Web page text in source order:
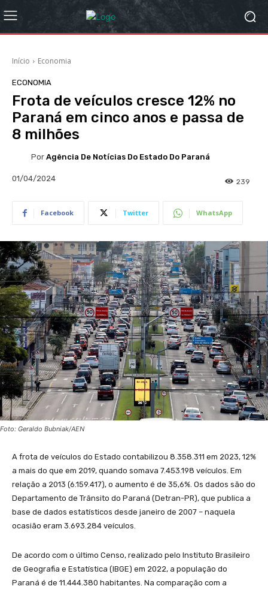
Início Economia
ECONOMIA
Frota de veículos cresce 12% no
Paraná em cinco anos e passa de
8 milhões
Por Agência De Notícias Do Estado Do Paraná
01/04/2024 239
Facebook Twitter WhatsApp
Foto: Geraldo Bubniak/AEN
A frota de veículos do Estado contabilizou 8.358.311 em 2023, 12%
a mais do que em 2019, quando somava 7.453.198 veículos. Em
relação a 2013 (6.159.417), o aumento é de 35,6%. Os dados são do
Departamento de Trânsito do Paraná (Detran-PR), que publica a
base de dados estatísticos desde janeiro de 2007 – naquela
ocasião eram 3.693.284 veículos.
De acordo com o último Censo, realizado pelo Instituto Brasileiro
de Geografia e Estatística (IBGE) em 2022, a população do
Paraná é de 11.444.380 habitantes. Na comparação com a